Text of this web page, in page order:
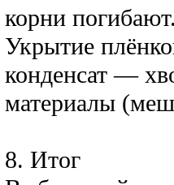
корни
Укрытие
конденсат —
материалы
8. Итог